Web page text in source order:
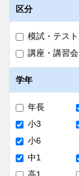
区分
模試・テスト
講座・講習会
学年
年長
小3
小6
中1